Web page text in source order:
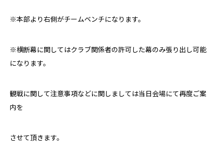
※本部より右側がチームベンチになります。
※横断幕に関してはクラブ関係者の許可した幕のみ張り出し可能
になります。
観戦に関して注意事項などに関しましては当日会場にて再度ご案
内を
させて頂きます。